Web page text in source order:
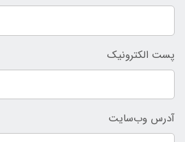
پست الکترونیک
آدرس وب‌سایت